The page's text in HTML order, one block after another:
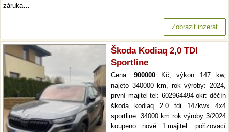
záruka…
Zobrazit inzerát
Škoda Kodiaq 2,0 TDI
Sportline
Cena: 900000Kč, výkon 147 kw,
najeto 340000 km, rok výroby: 2024,
první majitel tel: 602964494 okr: děčín
škoda kodiaq 2.0 tdi 147kwx 4x4
sportline. 34000 km rok výroby 3/2024
koupeno nové 1.majitel. pořizovací